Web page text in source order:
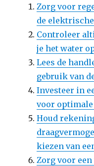
Zorg voor
de
Controleer
je het water
Lees de
gebruik van
Investeer in
voor
Houd
kiezen van
Zorg voor